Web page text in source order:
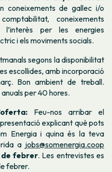
coneixements de gallec i/o
coneixements
l’interès per les energies
i els moviments socials.
segons la disponibilitat
escollides, amb incorporació
Bon ambient de treball.
per 40 hores.
Feu-nos arribar el
explicant què pots
Energia i quina és la teva
a jobs@somenergia.coop
de febrer. Les entrevistes es
febrer.